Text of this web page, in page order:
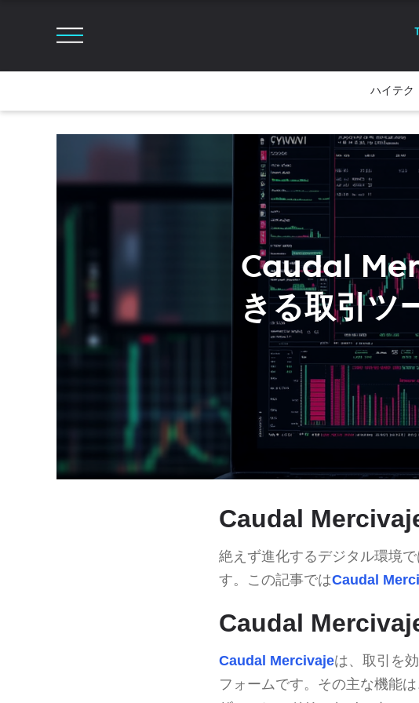
ハイテク
Caudal
きる取引ツ
Caudal
絶えず進化するデジタル環境で
す。この記事ではCaudal
Caudal
Caudal Mercivajeは、取引を
フォームです。その主な機能